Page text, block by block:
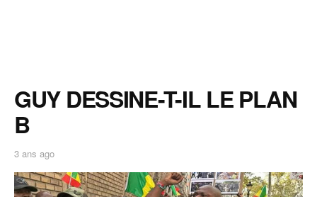
GUY DESSINE-T-IL LE PLAN
B
3 ans ago